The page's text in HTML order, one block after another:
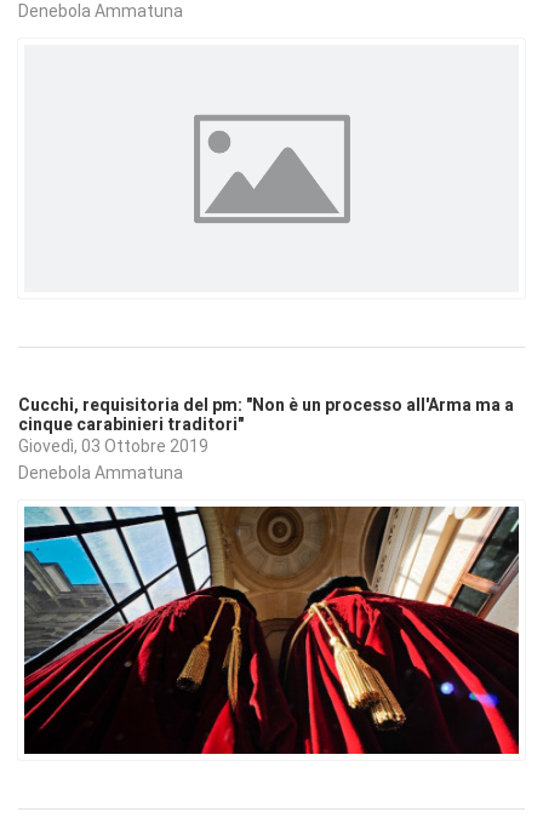
Denebola Ammatuna
Cucchi, requisitoria del pm: "Non è un processo all'Arma ma a
cinque carabinieri traditori"
Giovedì, 03 Ottobre 2019
Denebola Ammatuna